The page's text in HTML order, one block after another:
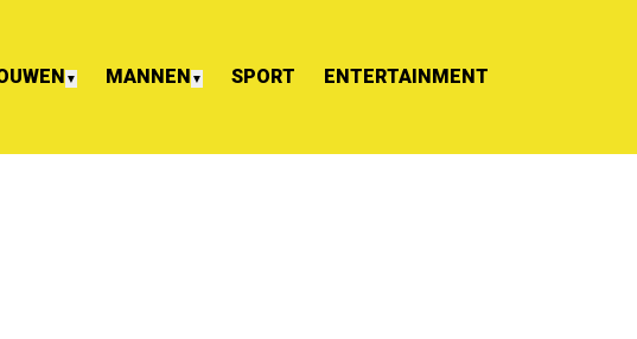
▼ MANNEN ▼ SPORT ENTERTAINMENT